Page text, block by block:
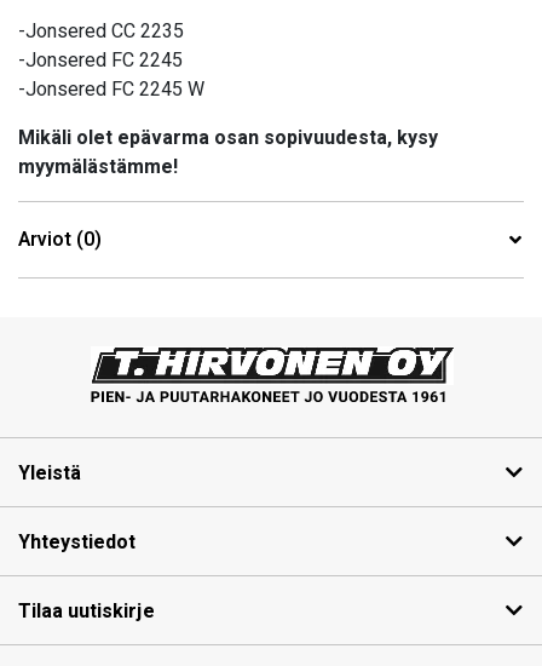
-Jonsered CC 2235
-Jonsered FC 2245
-Jonsered FC 2245 W
Mikäli olet epävarma osan sopivuudesta, kysy
myymälästämme!
Arviot (0)
Yleistä
Yhteystiedot
Tilaa uutiskirje